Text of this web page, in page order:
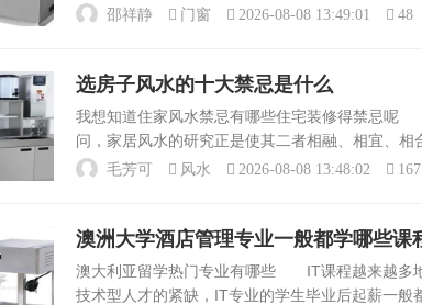
合金门窗因其耐用性和现代感，在建筑和装修行业
邵祥静 门窗 2026-08-08 13:49:01 48
选房子风水的十大禁忌是什么
我想知道住家风水禁忌有哪些住宅装修得禁忌
问，家居风水的研究正是使其二者相融、相宜、
析、观形察势。一个好的家居风水摆设，可以使室
毛芳可 风水 2026-08-08 13:48:02 167
澳洲大学酒店管理专业一般都学哪些课
澳大利亚留学热门专业有哪些 IT课程越来越多
技术型人才的紧缺，IT专业的学生毕业后起薪一般